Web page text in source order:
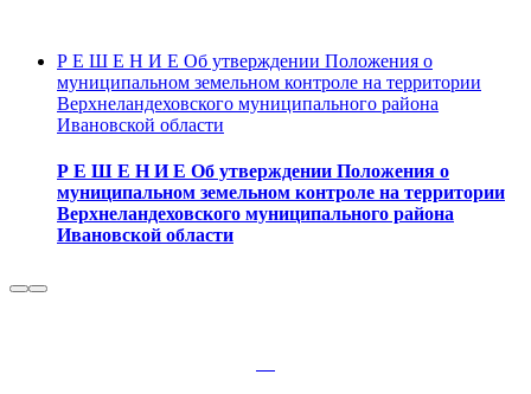
Р Е Ш Е Н И Е Об утверждении Положения о
муниципальном земельном контроле на территории
Верхнеландеховского муниципального района
Ивановской области
Р Е Ш Е Н И Е Об утверждении Положения о
муниципальном земельном контроле на территории
Верхнеландеховского муниципального района
Ивановской области